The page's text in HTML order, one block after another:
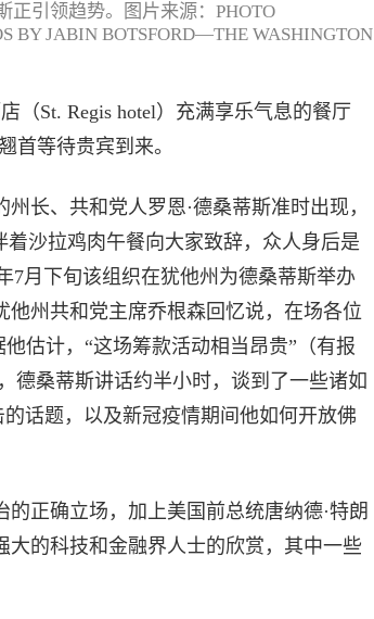
正引领趋势。图片来源：PHOTO
BY JABIN BOTSFORD—THE WASHINGTON
（St. Regis hotel）充满享乐气息的餐厅
首等待贵宾到来。
长、共和党人罗恩·德桑蒂斯准时出现，
沙拉鸡肉午餐向大家致辞，众人身后是
7月下旬该组织在犹他州为德桑蒂斯举办
他州共和党主席乔根森回忆说，在场各位
估计，“这场筹款活动相当昂贵”（有报
德桑蒂斯讲话约半小时，谈到了一些诸如
话题，以及新冠疫情期间他如何开放佛
正确立场，加上美国前总统唐纳德·特朗
的科技和金融界人士的欣赏，其中一些